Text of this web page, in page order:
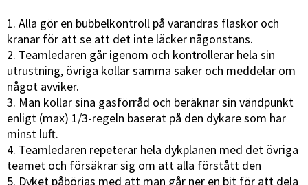
1. Alla gör en bubbelkontroll på varandras flaskor och
kranar för att se att det inte läcker någonstans.
2. Teamledaren går igenom och kontrollerar hela sin
utrustning, övriga kollar samma saker och meddelar om
något avviker.
3. Man kollar sina gasförråd och beräknar sin vändpunkt
enligt (max) 1/3-regeln baserat på den dykare som har
minst luft.
4. Teamledaren repeterar hela dykplanen med det övriga
teamet och försäkrar sig om att alla förstått den
5. Dyket påbörjas med att man går ner en bit för att dela